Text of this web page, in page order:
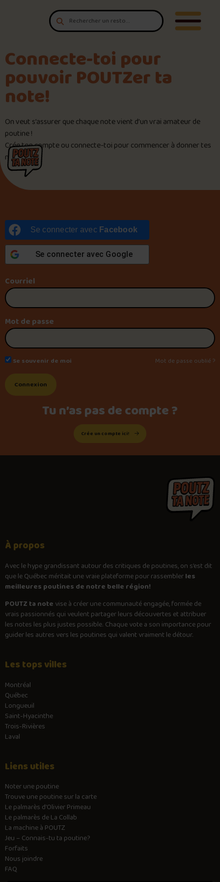
Aller au contenu
Ouvrir/
T'es un vrai
amateur de poutine?
Noter une poutine!
Jeu – Connais-tu ta poutine?
Forfaits
Foire aux questions
Me connecter
Connecte-toi pour
pouvoir POUTZer ta
note!
On veut s’assurer que chaque note vient d’un vrai amateur de
poutine !
Crée ton compte ou connecte-toi pour commencer à donner tes
notes !
Se connecter avec Facebook
Se connecter avec Google
Courriel
Mot de passe
Se souvenir de moi Mot de passe oublié ?
Tu n’as pas de compte ?
Crée un compte ici!
À propos
Avec lehypegrandissant autour des critiques de poutines, on s’est dit
que le Québec méritait une vraie plateforme pour rassemblerles
meilleures poutines de notre belle région!
POUTZ ta note vise à créer une communauté engagée, formée de
vrais passionnés qui veulent partager leurs découvertes et attribuer
les notes les plus justes possible. Chaque vote a son importance pour
guider les autres vers les poutines qui valent vraiment le détour.
Les tops villes
Montréal
Québec
Longueuil
Saint-Hyacinthe
Trois-Rivières
Laval
Liens utiles
Noter une poutine
Trouve une poutine sur la carte
Le palmarès d’Olivier Primeau
Le palmarès de La Collab
La machine à POUTZ
Jeu – Connais-tu ta poutine?
Forfaits
Nous joindre
FAQ